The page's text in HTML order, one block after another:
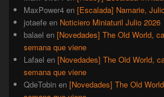
MaxPower4 en [Escalada] Namarie,
jotaefe en Noticiero Miniaturil Julio 2026
balael en [Novedades] The Old World,
semana que viene
Lafael en [Novedades] The Old World,
semana que viene
QdeTobin en [Novedades] The Old